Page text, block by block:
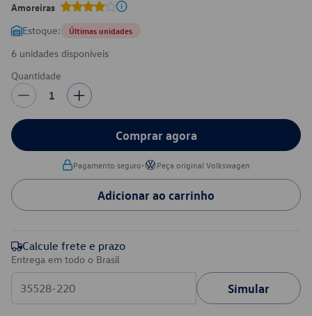
Amoreiras
Estoque: Últimas unidades
6 unidades disponíveis
Quantidade
1
Comprar agora
Pagamento seguro• Peça original Volkswagen
Adicionar ao carrinho
Calcule frete e prazo
Entrega em todo o Brasil
Simular